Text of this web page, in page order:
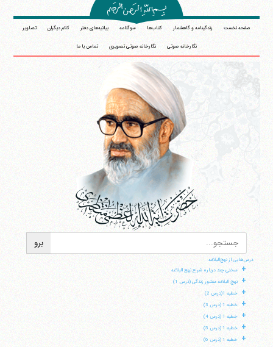
صفحه نخست زندگینامه و گاهشمار کتاب‌ها سوگنامه بیانیه‌های دفتر کلام دیگران تصاویر
نگارخانه صوتی نگارخانه صوتی تصویری تماس با ما
درس‌هایی از نهج‌البلاغه
+ سخنی چند درباره شرح نهج البلاغه
+ نهج البلاغه منشور زندگی (درس 1)
+ خطبه 1(درس 2)
+ خطبه 1 (درس 3)
+ خطبه 1 (درس 4)
+ خطبه 1 (درس 5)
+ خطبه 1 (درس 6)